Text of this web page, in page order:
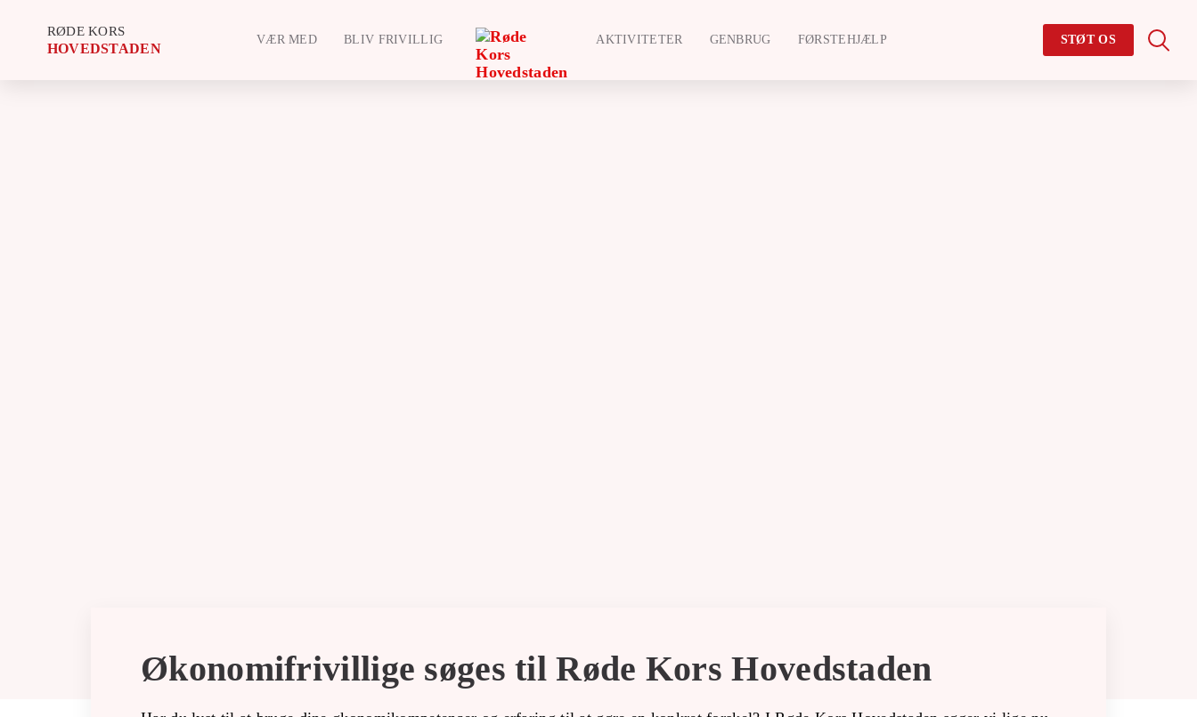
RØDE KORS
HOVEDSTADEN
VÆR MED BLIV FRIVILLIG AKTIVITETER GENBRUG FØRSTEHJÆLP STØT OS
Økonomifrivillige søges til Røde Kors Hovedstaden